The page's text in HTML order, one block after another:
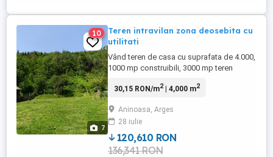
7
10
Teren intravilan zona deosebita cu
utilitati
Vând teren de casa cu suprafata de 4.000,
1000 mp construibili, 3000 mp teren
asfaltat, deschidere la drum - 25 m. Vecini
canalizare, curent electric, cablu TV,
internet, apa potabila rețea. Situat în
loc.Valea Siliștii, ...
30,15 RON/m2| 4,000 m2
Aninoasa, Arges
28 iulie
120,610 RON
136,341 RON